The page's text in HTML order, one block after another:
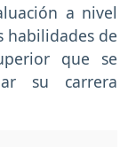
a nivel
habilidades de
que se
su carrera